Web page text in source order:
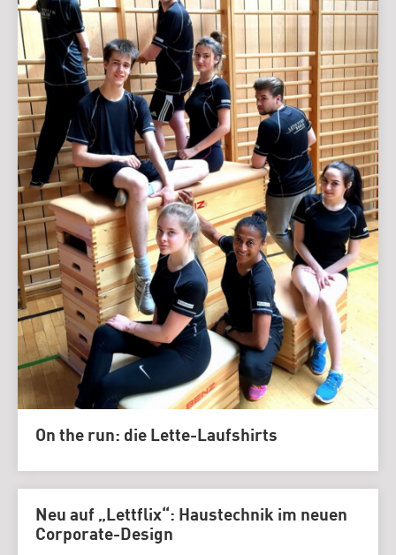
On the run: die Lette-Laufshirts
Neu auf „Lettflix“: Haustechnik im neuen
Corporate-Design